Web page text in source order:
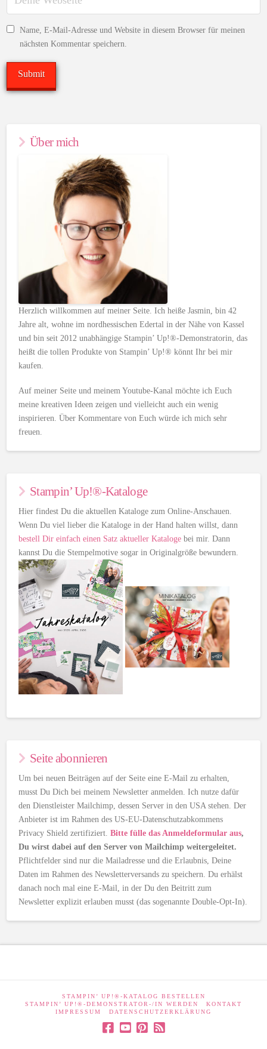
Name, E-Mail-Adresse und Website in diesem Browser für meinen
nächsten Kommentar speichern.
Über mich
Herzlich willkommen auf meiner Seite. Ich heiße Jasmin, bin 42
Jahre alt, wohne im nordhessischen Edertal in der Nähe von Kassel
und bin seit 2012 unabhängige Stampin’ Up!®-Demonstratorin, das
heißt die tollen Produkte von Stampin’ Up!® könnt Ihr bei mir
kaufen.
Auf meiner Seite und meinem Youtube-Kanal möchte ich Euch
meine kreativen Ideen zeigen und vielleicht auch ein wenig
inspirieren. Über Kommentare von Euch würde ich mich sehr
freuen.
Stampin’ Up!®-Kataloge
Hier findest Du die aktuellen Kataloge zum Online-Anschauen.
Wenn Du viel lieber die Kataloge in der Hand halten willst, dann
bestell Dir einfach einen Satz aktueller Kataloge bei mir. Dann
kannst Du die Stempelmotive sogar in Originalgröße bewundern.
Seite abonnieren
Um bei neuen Beiträgen auf der Seite eine E-Mail zu erhalten,
musst Du Dich bei meinem Newsletter anmelden. Ich nutze dafür
den Dienstleister Mailchimp, dessen Server in den USA stehen. Der
Anbieter ist im Rahmen des US-EU-Datenschutzabkommens
Privacy Shield zertifiziert.Bitte fülle das Anmeldeformular aus,
Du wirst dabei auf den Server von Mailchimp weitergeleitet.
Pflichtfelder sind nur die Mailadresse und die Erlaubnis, Deine
Daten im Rahmen des Newsletterversands zu speichern. Du erhälst
danach noch mal eine E-Mail, in der Du den Beitritt zum
Newsletter explizit erlauben musst (das sogenannte Double-Opt-In).
STAMPIN’ UP!®-KATALOG BESTELLEN
STAMPIN’ UP!®-DEMONSTRATOR-/IN WERDEN
KONTAKT
IMPRESSUM
DATENSCHUTZERKLÄRUNG